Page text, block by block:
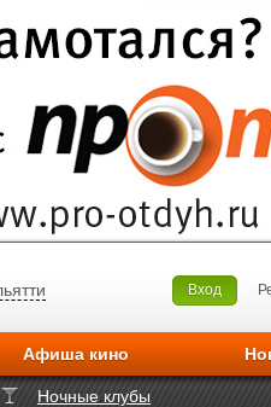
Вход
Афиша кино
Ночные клубы